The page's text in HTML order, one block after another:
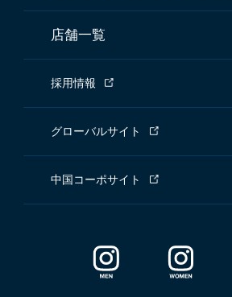
店舗一覧
採用情報
グローバルサイト
中国コーポサイト